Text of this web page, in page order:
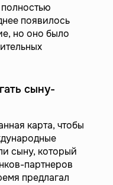
появилось
но оно было
сыну-
карта, чтобы
сыну, который
партнеров
предлагал